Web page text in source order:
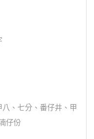
、七分、番仔井、甲
仔份